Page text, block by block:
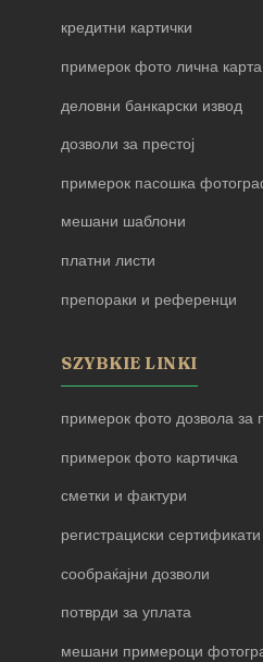
кредитни картички
примерок фото лична карта
деловни банкарски извод
дозволи за престој
примерок пасошка
мешани шаблони
платни листи
препораки и референци
SZYBKIE LINKI
примерок фото дозвола за
примерок фото картичка
сметки и фактури
регистрациски сертификати
сообраќајни дозволи
потврди за уплата
мешани примероци